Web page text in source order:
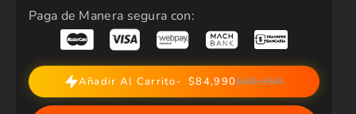
Paga de Manera segura con:
Añadir Al Carrito $84,990$89,990